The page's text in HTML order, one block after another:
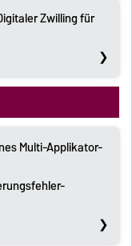
Zwilling für
Multi-Applikator-